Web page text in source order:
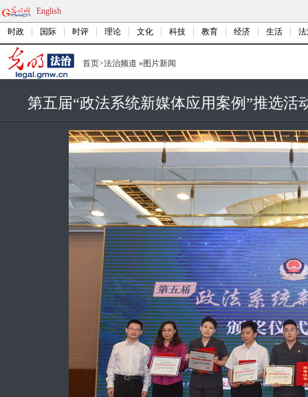
English
时政 国际 时评 理论 文化 科技 教育 经济 生活
首页>法治频道 »图片新闻
第五届“政法系统新媒体应用案例”推选